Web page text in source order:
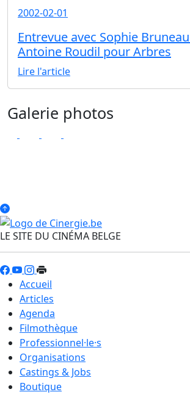
2002-02-01
Entrevue avec Sophie
Antoine Roudil pour Arbres
Lire l'article
Galerie photos
LE SITE DU CINÉMA BELGE
Accueil
Articles
Agenda
Filmothèque
Professionnel·le·s
Organisations
Castings & Jobs
Boutique